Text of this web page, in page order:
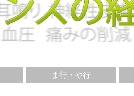
ま行・や行